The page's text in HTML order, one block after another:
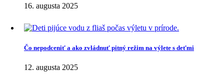
16. augusta 2025
Čo nepodceniť a ako zvládnuť pitný režim na výlete s deťmi
12. augusta 2025